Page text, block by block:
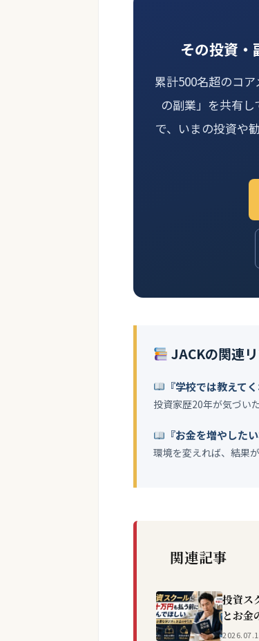
その投資・
累計500名超のコ
の副業」を共有し
で、いまの投資や
JACKの関連
『学校では教えて
投資家歴20年が気づい
『お金を増やした
環境を変えれば、結果
関連記事
投資ス
とお金